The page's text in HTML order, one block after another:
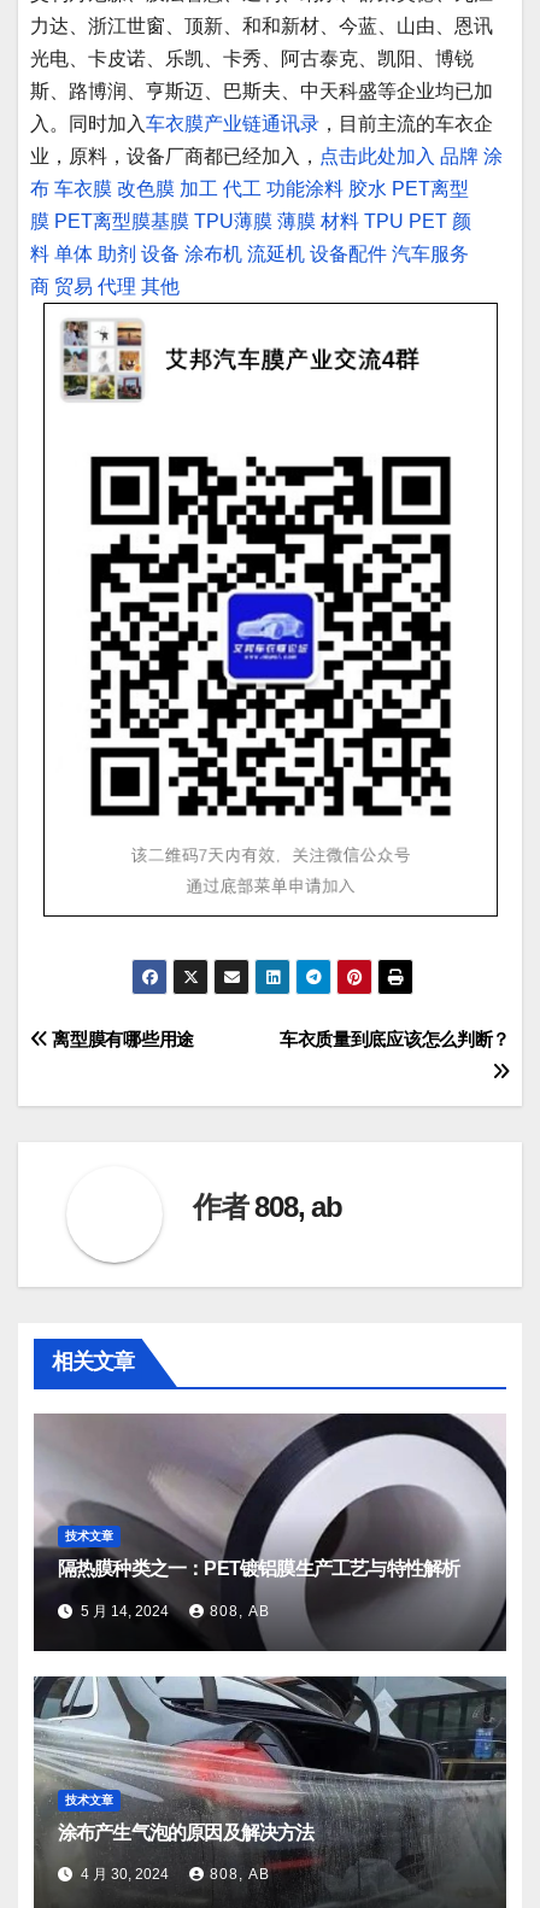
力达、浙江世窗、顶新、和和新材、今蓝、山由、恩讯
光电、卡皮诺、乐凯、卡秀、阿古泰克、凯阳、博锐
斯、路博润、亨斯迈、巴斯夫、中天科盛等企业均已加
入。同时加入车衣膜产业链通讯录 ，目前主流的车衣企
业，原料，设备厂商都已经加入， 点击此处加入 品牌 涂
布 车衣膜 改色膜 加工 代工 功能涂料 胶水 PET离型
膜 PET离型膜基膜 TPU薄膜 薄膜 材料 TPU PET 颜
料 单体 助剂 设备 涂布机 流延机 设备配件 汽车服务
商 贸易 代理 其他
文
章
车衣质量到底应该怎么判断？
离型膜有哪些用途
作者808, ab
相关文章
技术文章
隔热膜种类之一：PET镀铝膜生产工艺与特性解析
5 月 14, 2024 808, AB
技术文章
涂布产生气泡的原因及解决方法
4 月 30, 2024 808, AB